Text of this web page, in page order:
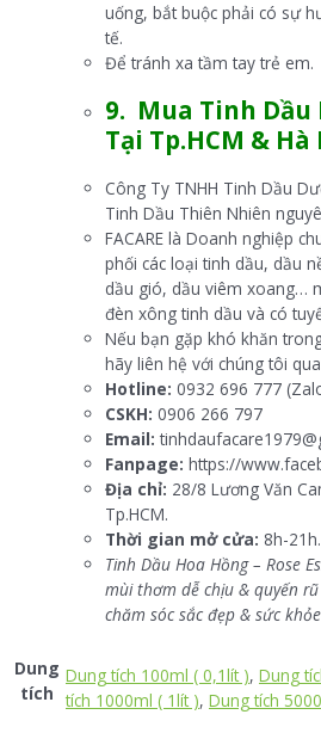
uống, bắt buộc phải có sự
tế.
Để tránh xa tầm tay trẻ em.
9. Mua Tinh Dầu
Tại Tp.HCM & Hà
Công Ty TNHH Tinh Dầu
Tinh Dầu Thiên Nhiên
FACARE là Doanh nghiệp
phối các loại tinh dầu, dầu
dầu gió, dầu viêm xoang…
đèn xông tinh dầu và có
Nếu bạn gặp khó khăn
hãy liên hệ với chúng tôi
Hotline: 0932 696 777
CSKH: 0906 266 797
Email:
Fanpage: https://
Địa chỉ: 28/8 Lương Văn
Tp.HCM.
Thời gian mở cửa: 8h-21h.
Tinh Dầu Hoa Hồng – Rose
mùi thơm dễ chịu & quyến
chăm sóc sắc đẹp & sức
Dung
tích
Dung tích 100ml ( 0,1lít ), Dung
tích 1000ml ( 1lít ), Dung tích